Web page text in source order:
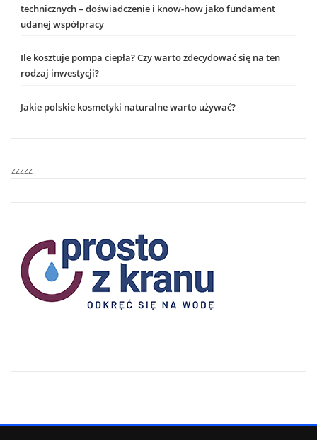
technicznych – doświadczenie i know-how jako fundament
udanej współpracy
Ile kosztuje pompa ciepła? Czy warto zdecydować się na ten
rodzaj inwestycji?
Jakie polskie kosmetyki naturalne warto używać?
zzzzz